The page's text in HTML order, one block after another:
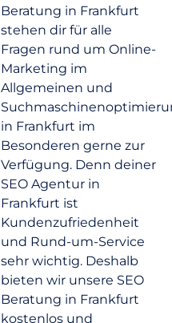
Beratung in Frankfurt
stehen dir für alle
Fragen rund um Online-
Marketing im
Allgemeinen und
in Frankfurt im
Besonderen gerne zur
Verfügung. Denn deiner
SEO Agentur in
Frankfurt ist
Kundenzufriedenheit
und Rund-um-Service
sehr wichtig. Deshalb
bieten wir unsere SEO
Beratung in Frankfurt
kostenlos und